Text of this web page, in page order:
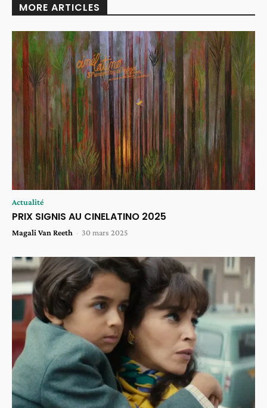
MORE ARTICLES
Actualité
PRIX SIGNIS AU CINELATINO 2025
Magali Van Reeth - 30 mars 2025